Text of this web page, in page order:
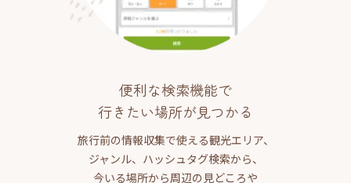
便利な検索機能で
行きたい場所が見つかる
旅行前の情報収集で使える観光エリア、
ジャンル、ハッシュタグ検索から、
今いる場所から周辺の見どころや